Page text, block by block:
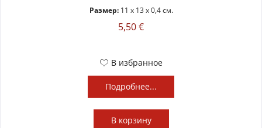
Размер:11 x 13 x 0,4 см.
5,50 €
В избранное
Подробнее...
В корзину